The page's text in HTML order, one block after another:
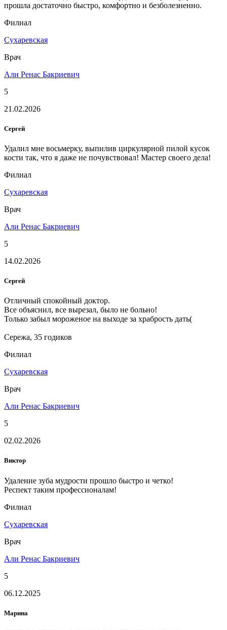
прошла достаточно быстро, комфортно и безболезненно.
Филиал
Сухаревская
Врач
Али Ренас Бакриевич
5
21.02.2026
Сергей
Удалил мне восьмерку, выпилив циркулярной пилой кусок
кости так, что я даже не почувствовал! Мастер своего дела!
Филиал
Сухаревская
Врач
Али Ренас Бакриевич
5
14.02.2026
Сергей
Отличный спокойный доктор.
Все объяснил, все вырезал, было не больно!
Только забыл мороженое на выходе за храбрость дать(
Сережа, 35 годиков
Филиал
Сухаревская
Врач
Али Ренас Бакриевич
5
02.02.2026
Виктор
Удаление зуба мудрости прошло быстро и четко!
Респект таким профессионалам!
Филиал
Сухаревская
Врач
Али Ренас Бакриевич
5
06.12.2025
Марина